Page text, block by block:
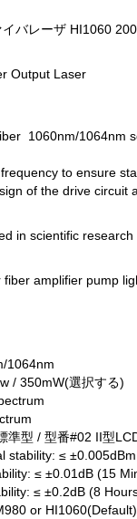
バレーザ HI1060
Output Laser
1060nm/1064nm
to ensure
of the drive circuit
in scientific
amplifier pump
1064nm
/ 350mW(選択する)
型 / 型番#02 II型
stability: ≤
≤ ±0.01dB (15
≤ ±0.2dB (8
or HI1060(Default)